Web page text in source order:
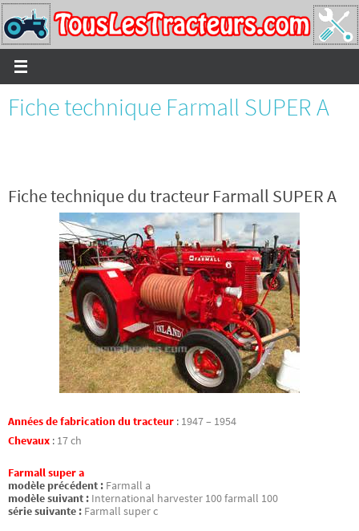
Passer
vers
le
contenu
Fiche technique Farmall SUPER A
Fiche technique du tracteur Farmall SUPER A
Années de fabrication du tracteur : 1947 – 1954
Chevaux : 17 ch
Farmall super a
modèle précédent : Farmall a
modèle suivant : International harvester 100 farmall 100
série suivante : Farmall super c